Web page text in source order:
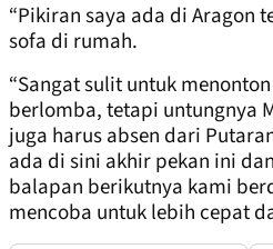
“Pikiran saya ada di Aragon
sofa di rumah.
“Sangat sulit untuk
berlomba, tetapi untungnya
juga harus absen dari
ada di sini akhir pekan ini
balapan berikutnya kami
mencoba untuk lebih cepat